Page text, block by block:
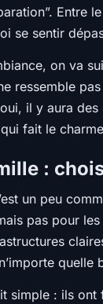
Entre
se sentir
on va
ressemble
il y aura
fait le
:
un peu
pas pour
quelle
simple : ils